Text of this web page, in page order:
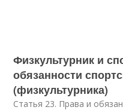
Физкультурник и
обязанности
(физкультурника)
Статья 23. Права и